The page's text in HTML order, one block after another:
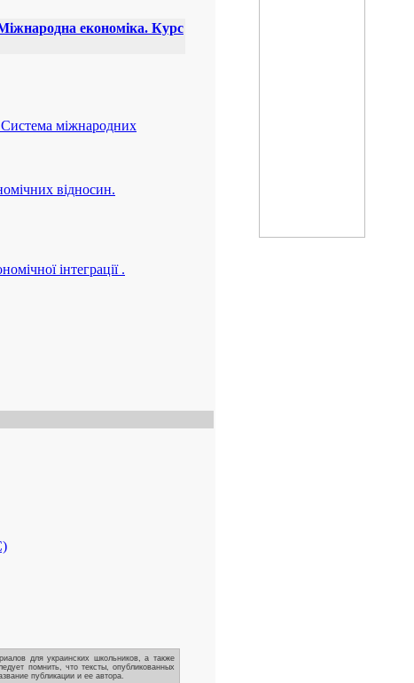
економіка. Курс
Система міжнародних
відносин.
інтеграції .
для украинских школьников, а также
помнить, что тексты, опубликованных
публикации и ее автора.